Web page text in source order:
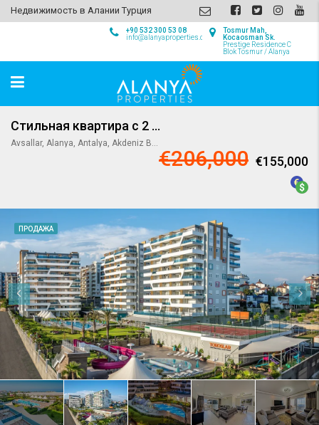
Недвижимость в Алании Турция
Tosmur Mah,
Kocaosman Sk.
Prestige Residence C
Blok Tosmur / Alanya
+90 532 300 53 08
info@alanyaproperties.com
Стильная квартира с 2 спальнями в Авсалларе / Алания
Avsallar, Alanya, Antalya, Akdeniz Bölgesi, 07407, Türkiye
€206,000 €155,000
ПРОДАЖА